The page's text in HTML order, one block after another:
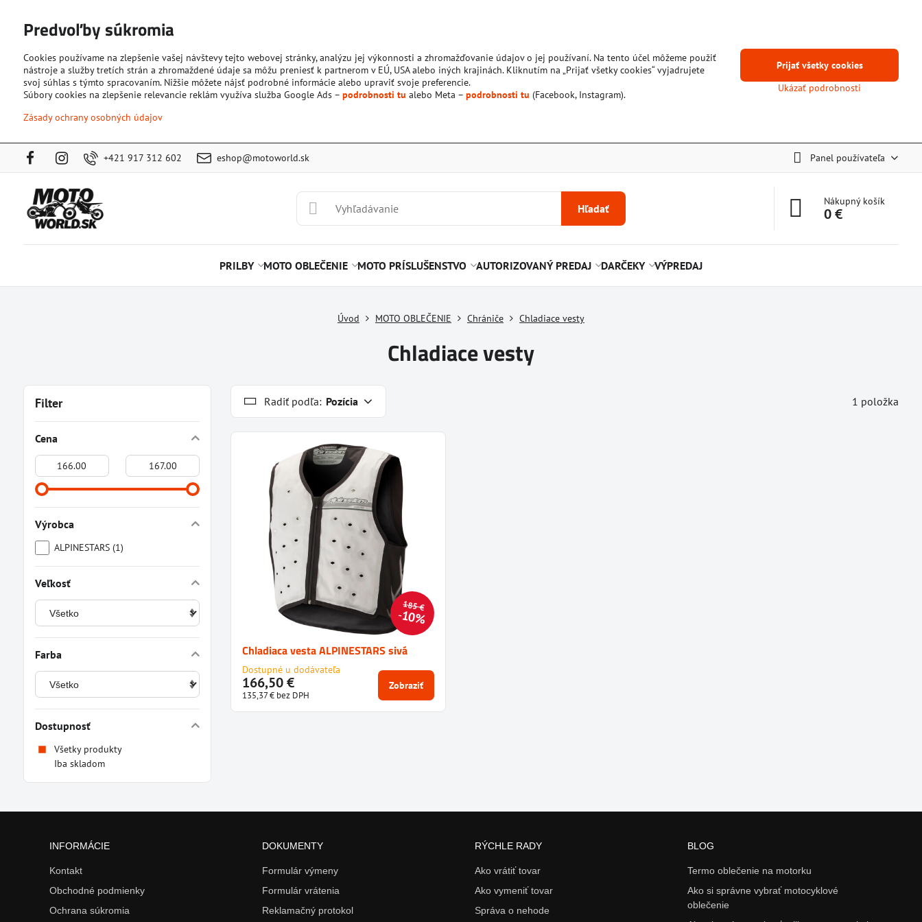
+421 917 312 602 eshop@motoworld.sk Panel používateľa
Hľadať
Nákupný košík
0 €
PRILBY MOTO OBLEČENIE MOTO PRÍSLUŠENSTVO AUTORIZOVANÝ PREDAJ DARČEKY VÝPREDAJ
Úvod MOTO OBLEČENIE Chrániče Chladiace vesty
Chladiace vesty
Radiť podľa: Pozícia 1 položka
185 €
10%
Chladiaca vesta ALPINESTARS sivá
Dostupné u dodávateľa
166,50 €
135,37 € bez DPH
Zobraziť
Filter
Cena
Od:
Do:
Výrobca
ALPINESTARS (1)
Veľkosť
Farba
Dostupnosť
Všetky produkty
Iba skladom
INFORMÁCIE
Kontakt
Obchodné podmienky
Ochrana súkromia
DOKUMENTY
Formulár výmeny
Formulár vrátenia
Reklamačný protokol
RÝCHLE RADY
Ako vrátiť tovar
Ako vymeniť tovar
Správa o nehode
BLOG
Termo oblečenie na motorku
Ako si správne vybrať motocyklové
oblečenie
Predvoľby súkromia
Cookies používame na zlepšenie vašej návštevy tejto webovej stránky, analýzu jej výkonnosti a zhromažďovanie údajov o jej používaní. Na tento účel môžeme použiť
nástroje a služby tretích strán a zhromaždené údaje sa môžu preniesť k partnerom v EÚ, USA alebo iných krajinách. Kliknutím na „Prijať všetky cookies“ vyjadrujete
svoj súhlas s týmto spracovaním. Nižšie môžete nájsť podrobné informácie alebo upraviť svoje preferencie.
Súbory cookies na zlepšenie relevancie reklám využíva služba Google Ads – podrobnosti tu alebo Meta – podrobnosti tu (Facebook, Instagram).
Zásady ochrany osobných údajov
Ukázať podrobnosti
Prijať všetky cookies